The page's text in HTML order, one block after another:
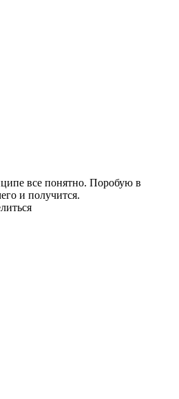
все понятно. Поробую в
и получится.